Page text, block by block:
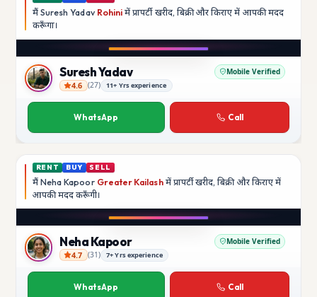
मैं Suresh Yadav Rohini में प्रापर्टी खरीद, बिक्री और किराए में आपकी मदद
करूँगा।
Suresh Yadav
Suresh Yadav Mobile Verified
4.6 (27) 11+ Yrs experience
WhatsApp Call
RENT BUY SELL
मैं Neha Kapoor Greater Kailashमें प्रापर्टी खरीद, बिक्री और किराए में
आपकी मददकरूँगी।
Neha Kapoor
Neha Kapoor Mobile Verified
4.7 (31) 7+ Yrs experience
WhatsApp Call